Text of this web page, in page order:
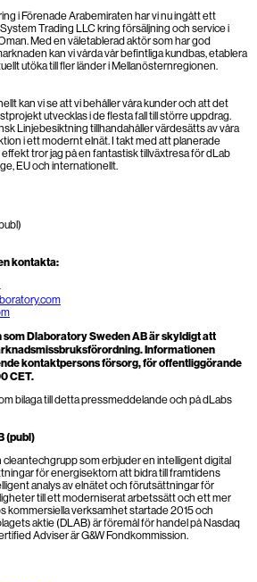
i Förenade Arabemiraten har vi nu ingått ett
Trading LLC kring försäljning och service i
Med en väletablerad aktör som har god
kan vi vårda vår befintliga kundbas, etablera
utöka till fler länder i Mellanösternregionen.
kan vi se att vi behåller våra kunder och att det
utvecklas i de flesta fall till större uppdrag.
Linjebesiktning tillhandahåller värdesätts av våra
i ett modernt elnät. I takt med att planerade
tror jag på en fantastisk tillväxtresa för dLab
EU och internationellt.
kontakta:
Dlaboratory Sweden AB är skyldigt att
Informationen
kontaktpersons försorg, för offentliggörande
CET.
bilaga till detta pressmeddelande och på dLabs
(publ)
cleantechgrupp som erbjuder en intelligent digital
för energisektorn att bidra till framtidens
analys av elnätet och förutsättningar för
till ett moderniserat arbetssätt och ett mer
kommersiella verksamhet startade 2015 och
aktie (DLAB) är föremål för handel på Nasdaq
Adviser är G&W Fondkommission.